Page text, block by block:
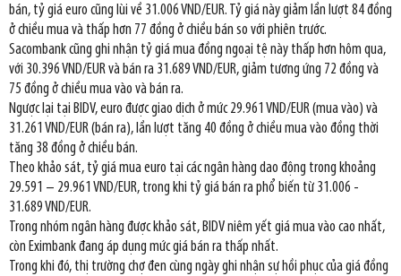
bán, tỷ giá euro cũng lùi về 31.006 VND/EUR. Tỷ giá này giảm lần lượt 84 đồng
ở chiều mua và thấp hơn 77 đồng ở chiều bán so với phiên trước.
Sacombank cũng ghi nhận tỷ giá mua đồng ngoại tệ này thấp hơn hôm qua,
với 30.396 VND/EUR và bán ra 31.689 VND/EUR, giảm tương ứng 72 đồng và
75 đồng ở chiều mua vào và bán ra.
Ngược lại tại BIDV, euro được giao dịch ở mức 29.961 VND/EUR (mua vào) và
31.261 VND/EUR (bán ra), lần lượt tăng 40 đồng ở chiều mua vào đồng thời
tăng 38 đồng ở chiều bán.
Theo khảo sát, tỷ giá mua euro tại các ngân hàng dao động trong khoảng
29.591 – 29.961 VND/EUR, trong khi tỷ giá bán ra phổ biến từ 31.006 -
31.689 VND/EUR.
Trong nhóm ngân hàng được khảo sát, BIDV niêm yết giá mua vào cao nhất,
còn Eximbank đang áp dụng mức giá bán ra thấp nhất.
Trong khi đó, thị trường chợ đen cùng ngày ghi nhận sự hồi phục của giá đồng